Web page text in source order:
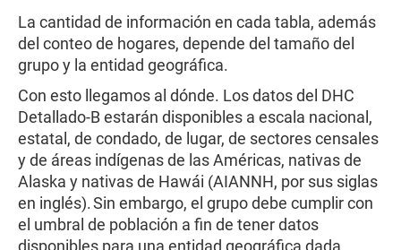
La cantidad de información en cada tabla, además
del conteo de hogares, depende del tamaño del
grupo y la entidad geográfica.
Con esto llegamos al dónde. Los datos del DHC
Detallado-B estarán disponibles a escala nacional,
estatal, de condado, de lugar, de sectores censales
y de áreas indígenas de las Américas, nativas de
Alaska y nativas de Hawái (AIANNH, por sus siglas
en inglés). Sin embargo, el grupo debe cumplir con
el umbral de población a fin de tener datos
disponibles para una entidad geográfica dada.